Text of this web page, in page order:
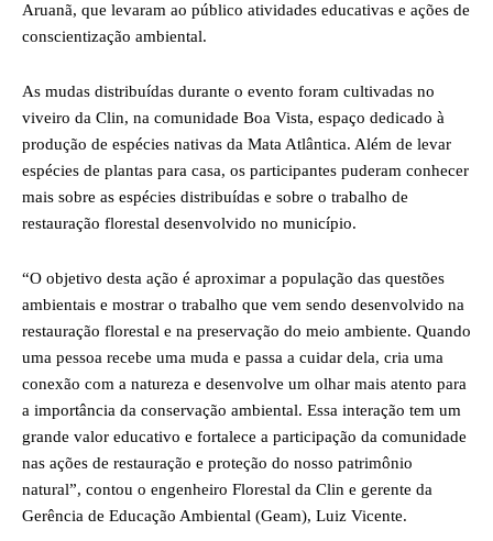
Aruanã, que levaram ao público atividades educativas e ações de
conscientização ambiental.
As mudas distribuídas durante o evento foram cultivadas no
viveiro da Clin, na comunidade Boa Vista, espaço dedicado à
produção de espécies nativas da Mata Atlântica. Além de levar
espécies de plantas para casa, os participantes puderam conhecer
mais sobre as espécies distribuídas e sobre o trabalho de
restauração florestal desenvolvido no município.
“O objetivo desta ação é aproximar a população das questões
ambientais e mostrar o trabalho que vem sendo desenvolvido na
restauração florestal e na preservação do meio ambiente. Quando
uma pessoa recebe uma muda e passa a cuidar dela, cria uma
conexão com a natureza e desenvolve um olhar mais atento para
a importância da conservação ambiental. Essa interação tem um
grande valor educativo e fortalece a participação da comunidade
nas ações de restauração e proteção do nosso patrimônio
natural”, contou o engenheiro Florestal da Clin e gerente da
Gerência de Educação Ambiental (Geam), Luiz Vicente.